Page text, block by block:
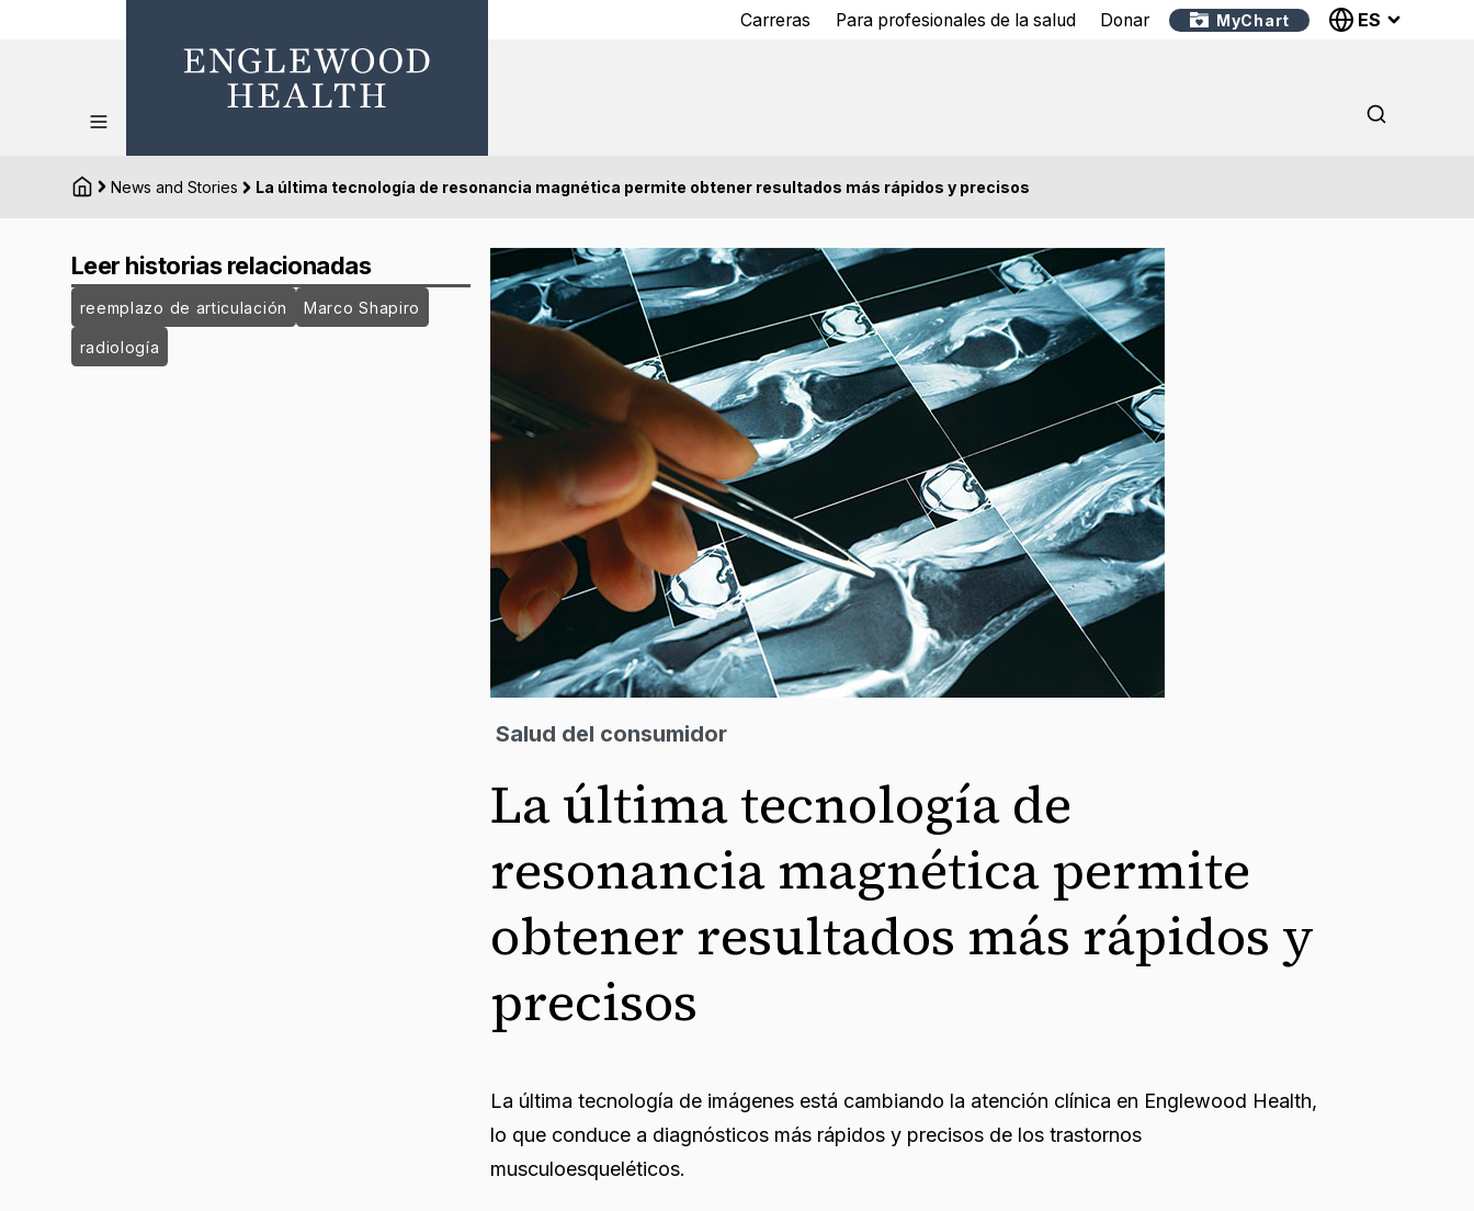
Carreras Para profesionales de la salud Donar MyChart ES
News and Stories La última tecnología de resonancia magnética permite obtener resultados más rápidos y precisos
Leer historias relacionadas
reemplazo de articulación Marco Shapiro
radiología
Salud del consumidor
La última tecnología de
resonancia magnética permite
obtener resultados más rápidos y
precisos
La última tecnología de imágenes está cambiando la atención clínica en Englewood Health,
lo que conduce a diagnósticos más rápidos y precisos de los trastornos
musculoesqueléticos.